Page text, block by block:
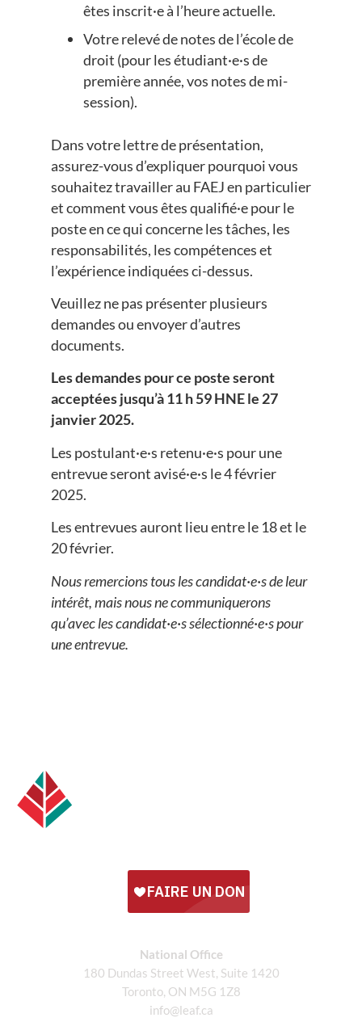
êtes inscrit·e à l’heure actuelle.
Votre relevé de notes de l’école de
droit (pour les étudiant·e·s de
première année, vos notes de mi-
session).
Dans votre lettre de présentation,
assurez-vous d’expliquer pourquoi vous
souhaitez travailler au FAEJ en particulier
et comment vous êtes qualifié·e pour le
poste en ce qui concerne les tâches, les
responsabilités, les compétences et
l’expérience indiquées ci-dessus.
Veuillez ne pas présenter plusieurs
demandes ou envoyer d’autres
documents.
Les demandes pour ce poste seront
acceptées jusqu’à 11 h 59 HNE le 27
janvier 2025.
Les postulant·e·s retenu·e·s pour une
entrevue seront avisé·e·s le 4 février
2025.
Les entrevues auront lieu entre le 18 et le
20 février.
Nous remercions tous les candidat·e·s de leur
intérêt, mais nous ne communiquerons
qu’avec les candidat·e·s sélectionné·e·s pour
une entrevue.
National Office
180 Dundas Street West, Suite 1420
Toronto, ON M5G 1Z8
info@leaf.ca